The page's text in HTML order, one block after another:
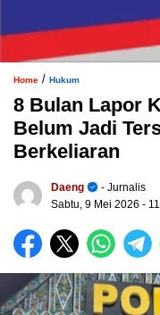
Home / Hukum
8 Bulan Lapor
Belum Jadi
Berkeliaran
Daeng
- Jurnalis
Sabtu, 9 Mei 2026 -